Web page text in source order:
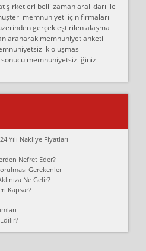
2600 TL'ye ankaradan
şahıs evin taşınacağı gün
sözleşme yaptım.
tasittim.. bu kişiler ağrılı
kurulmaz dediler
yani İstanbul'un bir
yani Ümraniye bölgesinde
evimi Ümraniye'den Çok
şirketleri belli zaman aralıkları ile
memnuniyeti için firmaları
gerçekleştirilen alaşma
aranarak memnuniyet anketi
oluşması
memnuniyetsizliğiniz
Yılı Nakliye Fiyatları
Nefret Eder?
Gerekenler
Ne Gelir?
Kapsar?